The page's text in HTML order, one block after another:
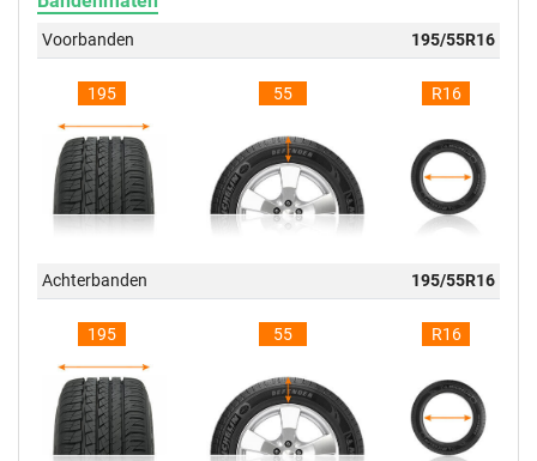
Voorbanden 195/55R16
195 55 R16
Achterbanden 195/55R16
195 55 R16